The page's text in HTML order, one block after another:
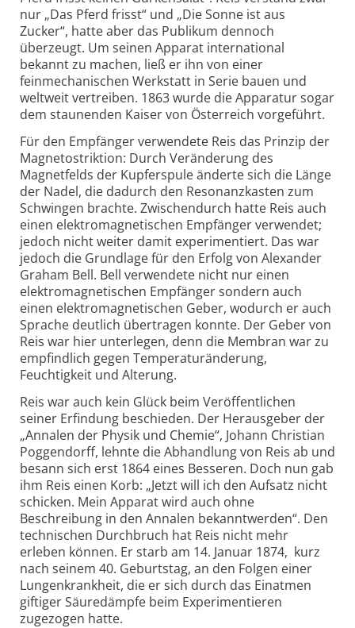
nur „Das Pferd frisst“ und „Die Sonne ist aus
Zucker“, hatte aber das Publikum dennoch
überzeugt. Um seinen Apparat international
bekannt zu machen, ließ er ihn von einer
feinmechanischen Werkstatt in Serie bauen und
weltweit vertreiben. 1863 wurde die Apparatur sogar
dem staunenden Kaiser von Österreich vorgeführt.
Für den Empfänger verwendete Reis das Prinzip der
Magnetostriktion: Durch Veränderung des
Magnetfelds der Kupferspule änderte sich die Länge
der Nadel, die dadurch den Resonanzkasten zum
Schwingen brachte. Zwischendurch hatte Reis auch
einen elektromagnetischen Empfänger verwendet;
jedoch nicht weiter damit experimentiert. Das war
jedoch die Grundlage für den Erfolg von Alexander
Graham Bell. Bell verwendete nicht nur einen
elektromagnetischen Empfänger sondern auch
einen elektromagnetischen Geber, wodurch er auch
Sprache deutlich übertragen konnte. Der Geber von
Reis war hier unterlegen, denn die Membran war zu
empfindlich gegen Temperaturänderung,
Feuchtigkeit und Alterung.
Reis war auch kein Glück beim Veröffentlichen
seiner Erfindung beschieden. Der Herausgeber der
„Annalen der Physik und Chemie“, Johann Christian
Poggendorff, lehnte die Abhandlung von Reis ab und
besann sich erst 1864 eines Besseren. Doch nun gab
ihm Reis einen Korb: „Jetzt will ich den Aufsatz nicht
schicken. Mein Apparat wird auch ohne
Beschreibung in den Annalen bekanntwerden“. Den
technischen Durchbruch hat Reis nicht mehr
erleben können. Er starb am 14. Januar 1874, kurz
nach seinem 40. Geburtstag, an den Folgen einer
Lungenkrankheit, die er sich durch das Einatmen
giftiger Säuredämpfe beim Experimentieren
zugezogen hatte.